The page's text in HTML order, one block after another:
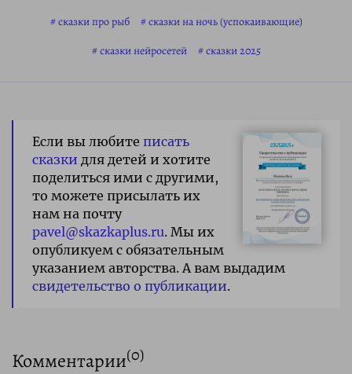
сказки про рыб
сказки на ночь (успокаивающие)
сказки нейросетей
сказки 2025
Если вы любите писать
сказки для детей и хотите
поделиться ими с другими,
то можете присылать их
нам на почту
pavel@skazkaplus.ru. Мы их
опубликуем с обязательным
указанием авторства. А вам выдадим
свидетельство о публикации.
Комментарии(0)